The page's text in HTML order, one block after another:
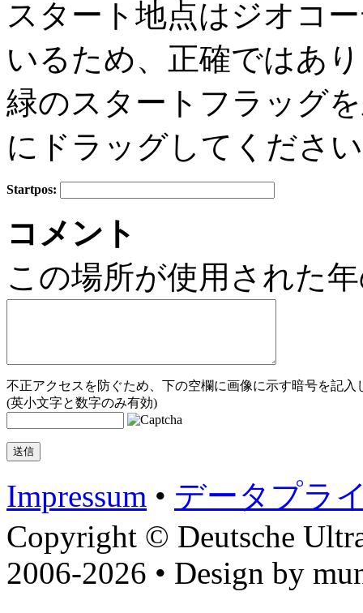
スタート地点はジオコ
いるため、正確ではあ
緑のスタートフラッグ
にドラッグしてくださ
−
Startpos:
コメント
この場所が使用された
不正アクセスを防ぐため、下の空欄に画像に示す暗号を記入
(英小文字と数字のみ有効)
Impressum • データプラ
Copyright © Deutsche
2006-2026 • Design by